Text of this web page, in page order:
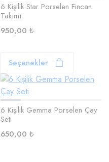
6 Kişilik Star Porselen Fincan
Takımı
950,00 ₺
Seçenekler
6 Kişilik Gemma Porselen Çay
Seti
650,00 ₺